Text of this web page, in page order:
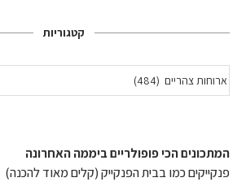
קטגוריות
המתכונים הכי פופולריים ביממה האחרונה
פנקייקים כמו בבית הפנקייק (קלים מאוד להכנה)